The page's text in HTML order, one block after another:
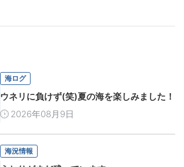
海ログ
ウネリに負けず(笑)夏の海を楽しみました！
2026年08月9日
海況情報